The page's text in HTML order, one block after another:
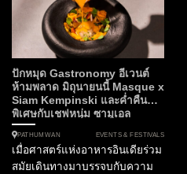
ปักหมุด Gastronomy อีเวนต์
ห้ามพลาด มิถุนายนนี้ Masque x
Siam Kempinski และค่ำคืน
พิเศษกับเชฟหนุ่ม ซามูเอล
PATHUMWAN EVENTS & FESTIVALS
เมื่อศาสตร์แห่งอาหารอินเดียร่วม
สมัยเดินทางมาบรรจบกับความ